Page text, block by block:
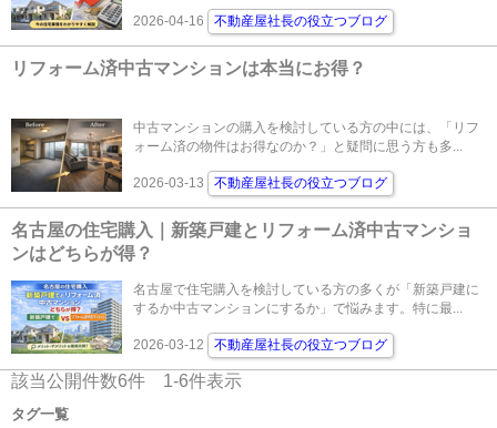
2026-04-16 不動産屋社長の役立つブログ
リフォーム済中古マンションは本当にお得？
中古マンションの購入を検討している方の中には、「リフ
ォーム済の物件はお得なのか？」と疑問に思う方も多...
2026-03-13 不動産屋社長の役立つブログ
名古屋の住宅購入｜新築戸建とリフォーム済中古マンショ
ンはどちらが得？
名古屋で住宅購入を検討している方の多くが「新築戸建に
するか中古マンションにするか」で悩みます。特に最...
2026-03-12 不動産屋社長の役立つブログ
該当公開件数6件 1-6件表示
タグ一覧